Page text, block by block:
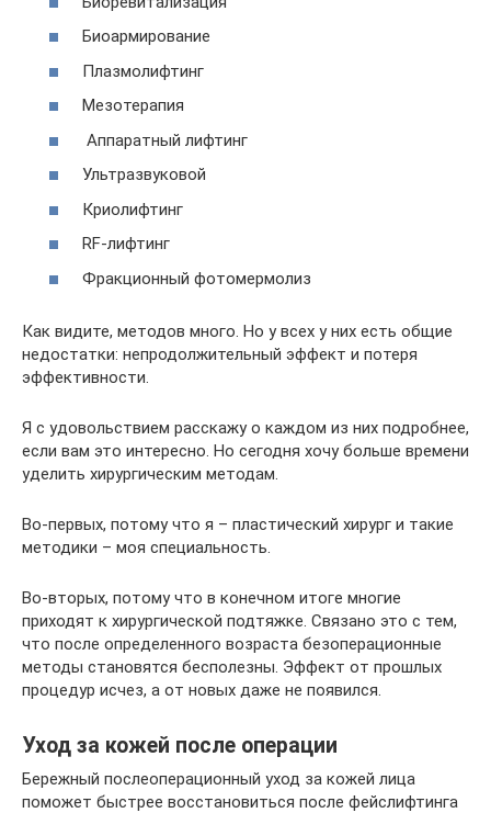
Биоармирование
Плазмолифтинг
Мезотерапия
Аппаратный лифтинг
Ультразвуковой
Криолифтинг
RF-лифтинг
Фракционный фотомермолиз
Как видите, методов много. Но у всех у них есть общие
недостатки: непродолжительный эффект и потеря
эффективности.
Я с удовольствием расскажу о каждом из них подробнее,
если вам это интересно. Но сегодня хочу больше времени
уделить хирургическим методам.
Во-первых, потому что я – пластический хирург и такие
методики – моя специальность.
Во-вторых, потому что в конечном итоге многие
приходят к хирургической подтяжке. Связано это с тем,
что после определенного возраста безоперационные
методы становятся бесполезны. Эффект от прошлых
процедур исчез, а от новых даже не появился.
Уход за кожей после операции
Бережный послеоперационный уход за кожей лица
поможет быстрее восстановиться после фейслифтинга